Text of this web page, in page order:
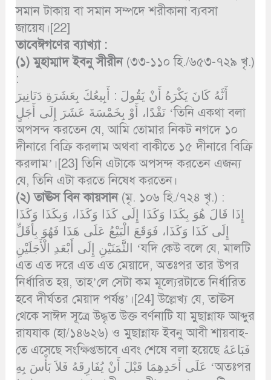
সমান টাকায় বা সমান সম্পদে শরীকানা ব্যবসা
জায়েয।[22]
তাবেঈগণের ব্যাখ্যা :
(১) মুহাম্মাদ ইবনু সীরীন(৩৩-১১০ হি./৬৫৩-৭২৯ খৃ.)
:
أَنَّهُ كَانَ يَكْرَهُ أَنْ يَقُولَ : أَبِيعُكَ بِعَشَرَةِ دَنَانِيرَ
نَقْدًا، أَوْ بِخَمْسَةَ عَشَرَ إِلَى أَجَلٍ ‘তিনি একথা বলা
অপসন্দ করতেন যে, আমি তোমার নিকট নগদে ১০
দীনারে বিক্রি করলাম অথবা বাকীতে ১৫ দীনারে বিক্রি
করলাম’।[23] তিনি এটাকে অপসন্দ করতেন এজন্য
যে, তিনি এটা করতে নিষেধ করতেন।
(২) তাঊস বিন কায়সান(মৃ. ১০৬ হি./৭২৪ খৃ.) :
إِذَا قَالَ هُوَ بِكَذَا وَكَذَا إِلَى كَذَا وَكَذَا، وَبِكَذَا وَكَذَا
إِلَى كَذَا وَكَذَا، فَوَقَعَ الْبَيْعُ عَلَى هَذَا فَهُوَ بِأَقَلِّ
الثَّمَنَيْنِ إِلَى أَبْعَدِ الْأَجَلَيْنِ ‘যদি কেউ বলে যে, মালটি
এত এত দরে এত এত মেয়াদে, অতঃপর তার উপর
নির্ধারিত হয়, তাহ’লে সেটা কম মূল্যেরটাতে নির্ধারিত
হবে দীর্ঘতর মেয়াদ পর্যন্ত’।[24] উল্লেখ্য যে, তাঊস
থেকে সাঈদ সূত্রে উদ্ধৃত উক্ত বর্ণনাটি যা মুছান্নাফ আব্দুর
রাযযাক (হা/১৪৬২৬) ও মুছান্নাফ ইবনু আবী শায়বাহ-
তে এসেছে সংক্ষিপ্তভাবে এবং শেষে বলা হয়েছে فَبَاعَهُ
عَلَى أَحَدِهِمَا قَبْلَ أَنْ يُفَارِقَهُ فَلاَ بَأْسَ بِهِ ‘অতঃপর